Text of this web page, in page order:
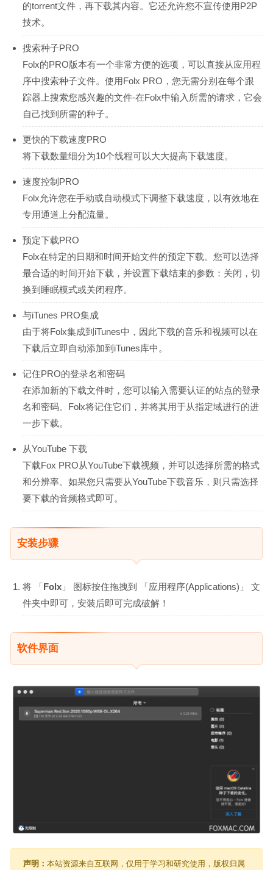
的torrent文件，再下载其内容。它还允许您不宣传使用P2P
技术。
搜索种子PRO
Folx的PRO版本有一个非常方便的选项，可以直接从应用程
序中搜索种子文件。使用Folx PRO，您无需分别在每个跟
踪器上搜索您感兴趣的文件-在Folx中输入所需的请求，它会
自己找到所需的种子。
更快的下载速度PRO
将下载数量细分为10个线程可以大大提高下载速度。
速度控制PRO
Folx允许您在手动或自动模式下调整下载速度，以有效地在
专用通道上分配流量。
预定下载PRO
Folx在特定的日期和时间开始文件的预定下载。您可以选择
最合适的时间开始下载，并设置下载结束的参数：关闭，切
换到睡眠模式或关闭程序。
与iTunes PRO集成
由于将Folx集成到iTunes中，因此下载的音乐和视频可以在
下载后立即自动添加到iTunes库中。
记住PRO的登录名和密码
在添加新的下载文件时，您可以输入需要认证的站点的登录
名和密码。Folx将记住它们，并将其用于从指定域进行的进
一步下载。
从YouTube 下载
下载Fox PRO从YouTube下载视频，并可以选择所需的格式
和分辨率。如果您只需要从YouTube下载音乐，则只需选择
要下载的音频格式即可。
安装步骤
将 「Folx 」 图标按住拖拽到 「应用程序(Applications)」 文
件夹中即可，安装后即可完成破解！
软件界面
声明： 本站资源来自互联网，仅用于学习和研究使用，版权归属